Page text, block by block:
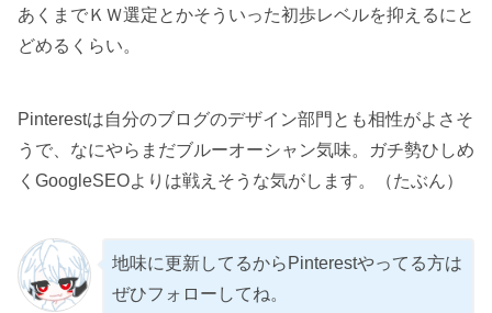
あくまでＫＷ選定とかそういった初歩レベルを抑えるにと
どめるくらい。
Pinterestは自分のブログのデザイン部門とも相性がよさそ
うで、なにやらまだブルーオーシャン気味。ガチ勢ひしめ
くGoogleSEOよりは戦えそうな気がします。（たぶん）
地味に更新してるからPinterestやってる方は
ぜひフォローしてね。